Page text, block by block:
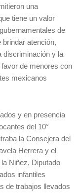
una
tiene un valor
de
brindar atención,
discriminación y la
de menores con
mexicanos
y en presencia
del 10°
la Consejera del
Herrera y el
Niñez, Diputado
infantiles
de trabajos llevados